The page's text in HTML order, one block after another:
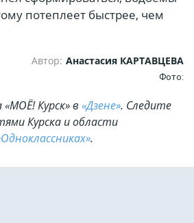
потеплеет быстрее, чем
Автор: Анастасия КАРТАВЦЕВА
Фото:
Курск» в «Дзене». Cледите
Курска и области
.